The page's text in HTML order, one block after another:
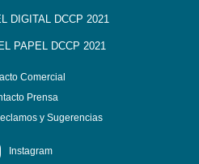
DIGITAL DCCP 2021
PAPEL DCCP 2021
Comercial
Prensa
y Sugerencias
Instagram